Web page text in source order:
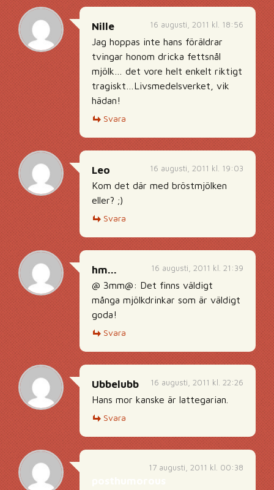
16 augusti, 2011 kl. 18:56
Nille
Jag hoppas inte hans föräldrar
tvingar honom dricka fettsnål
mjölk… det vore helt enkelt riktigt
tragiskt…Livsmedelsverket, vik
hädan!
Svara
16 augusti, 2011 kl. 19:03
Leo
Kom det där med bröstmjölken
eller? ;)
Svara
16 augusti, 2011 kl. 21:39
hm...
@ 3mm@: Det finns väldigt
många mjölkdrinkar som är väldigt
goda!
Svara
16 augusti, 2011 kl. 22:26
Ubbelubb
Hans mor kanske är lattegarian.
Svara
17 augusti, 2011 kl. 00:38